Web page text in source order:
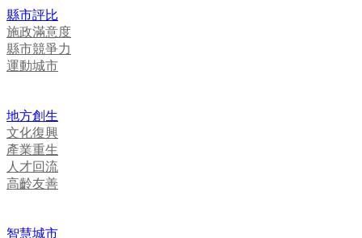
縣市評比
施政滿意度
縣市競爭力
運動城市
地方創生
文化復興
產業重生
人才回流
高齡友善
智慧城市